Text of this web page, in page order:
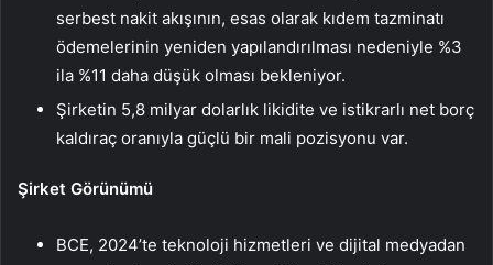
serbest nakit akışının, esas olarak kıdem tazminatı
ödemelerinin yeniden yapılandırılması nedeniyle %3
ila %11 daha düşük olması bekleniyor.
Şirketin 5,8 milyar dolarlık likidite ve istikrarlı net borç
kaldıraç oranıyla güçlü bir mali pozisyonu var.
Şirket Görünümü
BCE, 2024’te teknoloji hizmetleri ve dijital medyadan